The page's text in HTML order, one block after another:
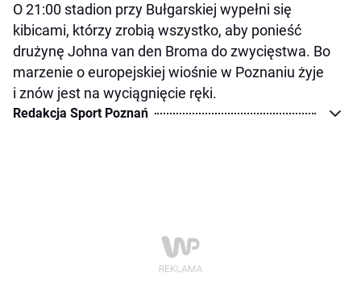
O 21:00 stadion przy Bułgarskiej wypełni się
kibicami, którzy zrobią wszystko, aby ponieść
drużynę Johna van den Broma do zwycięstwa. Bo
marzenie o europejskiej wiośnie w Poznaniu żyje
i znów jest na wyciągnięcie ręki.
Redakcja Sport Poznań